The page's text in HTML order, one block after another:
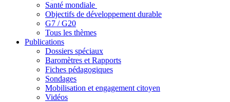
Santé mondiale
Objectifs de développement durable
G7 / G20
Tous les thèmes
Publications
Dossiers spéciaux
Baromètres et Rapports
Fiches pédagogiques
Sondages
Mobilisation et engagement citoyen
Vidéos